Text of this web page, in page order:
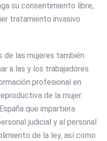
su consentimiento libre,
tratamiento invasivo
de las mujeres también
a las y los trabajadores
profesional en
de la mujer.
que impartiera
judicial y al personal
de la ley, así como